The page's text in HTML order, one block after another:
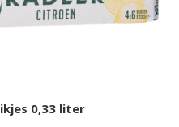
0,33 liter